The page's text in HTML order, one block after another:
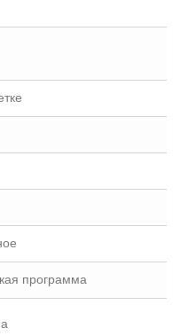
программа